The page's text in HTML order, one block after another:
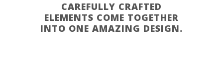
CAREFULLY CRAFTED
ELEMENTS COME TOGETHER
INTO ONE AMAZING DESIGN.